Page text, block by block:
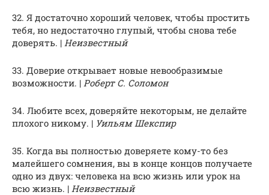
32. Я достаточно хороший человек, чтобы простить
тебя, но недостаточно глупый, чтобы снова тебе
доверять. | Неизвестный
33. Доверие открывает новые невообразимые
возможности. | Роберт С. Соломон
34. Любите всех, доверяйте некоторым, не делайте
плохого никому. | Уильям Шекспир
35. Когда вы полностью доверяете кому-то без
малейшего сомнения, вы в конце концов получаете
одно из двух: человека на всю жизнь или урок на
всю жизнь. | Неизвестный